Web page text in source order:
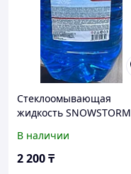
Стеклоомывающая
жидкость SNOWSTORM
В наличии
2 200₸